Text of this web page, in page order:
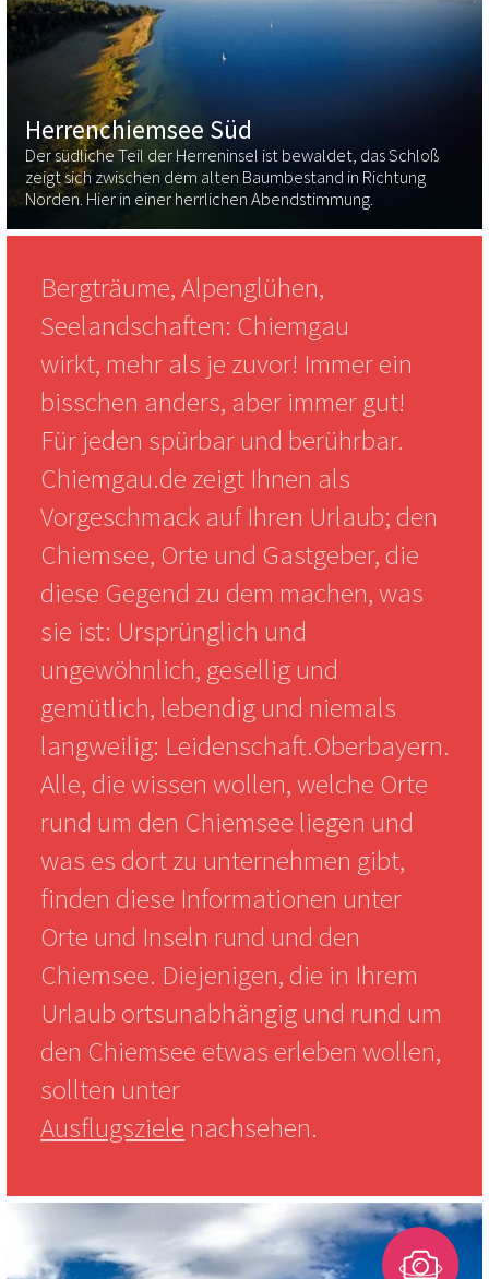
Herrenchiemsee Süd
Der südliche Teil der Herreninsel ist bewaldet, das Schloß
zeigt sich zwischen dem alten Baumbestand in Richtung
Norden. Hier in einer herrlichen Abendstimmung.
Bergträume, Alpenglühen,
Seelandschaften: Chiemgau
wirkt, mehr als je zuvor! Immer ein
bisschen anders, aber immer gut!
Für jeden spürbar und berührbar.
Chiemgau.de zeigt Ihnen als
Vorgeschmack auf Ihren Urlaub; den
Chiemsee, Orte und Gastgeber, die
diese Gegend zu dem machen, was
sie ist: Ursprünglich und
ungewöhnlich, gesellig und
gemütlich, lebendig und niemals
langweilig: Leidenschaft.Oberbayern.
Alle, die wissen wollen, welche Orte
rund um den Chiemsee liegen und
was es dort zu unternehmen gibt,
finden diese Informationen unter
Orte und Inseln rund und den
Chiemsee. Diejenigen, die in Ihrem
Urlaub ortsunabhängig und rund um
den Chiemsee etwas erleben wollen,
sollten unter
Ausflugsziele nachsehen.